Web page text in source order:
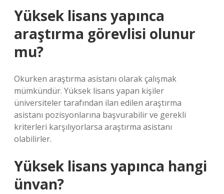
Yüksek lisans yapınca
araştırma görevlisi olunur
mu?
Okurken araştırma asistanı olarak çalışmak
mümkündür. Yüksek lisans yapan kişiler
üniversiteler tarafından ilan edilen araştırma
asistanı pozisyonlarına başvurabilir ve gerekli
kriterleri karşılıyorlarsa araştırma asistanı
olabilirler.
Yüksek lisans yapınca hangi
ünvan?